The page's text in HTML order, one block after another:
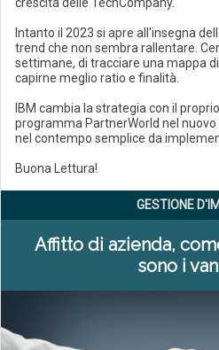
Intanto il 2023 si apre all'insegna
trend che non sembra rallentare.
settimane, di tracciare una mappa
capirne meglio ratio e finalità.
IBM cambia la strategia con il
programma PartnerWorld nel nuovo
nel contempo semplice da
Buona Lettura!
GESTIONE
Affitto di azienda,
sono i